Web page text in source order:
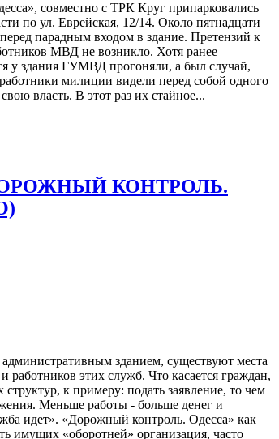
совместно с ТРК Круг припарковались
по ул. Еврейская, 12/14. Около пятнадцати
парадным входом в здание. Претензий к
МВД не возникло. Хотя ранее
у здания ГУМВД прогоняли, а был случай,
милиции видели перед собой одного
власть. В этот раз их стайное...
КОНТРОЛЬ.
зданием, существуют места
работников этих служб. Что касается граждан,
к примеру: подать заявление, то чем
Меньше работы - больше денег и
идет». «Дорожный контроль. Одесса» как
имущих «оборотней» организация, часто